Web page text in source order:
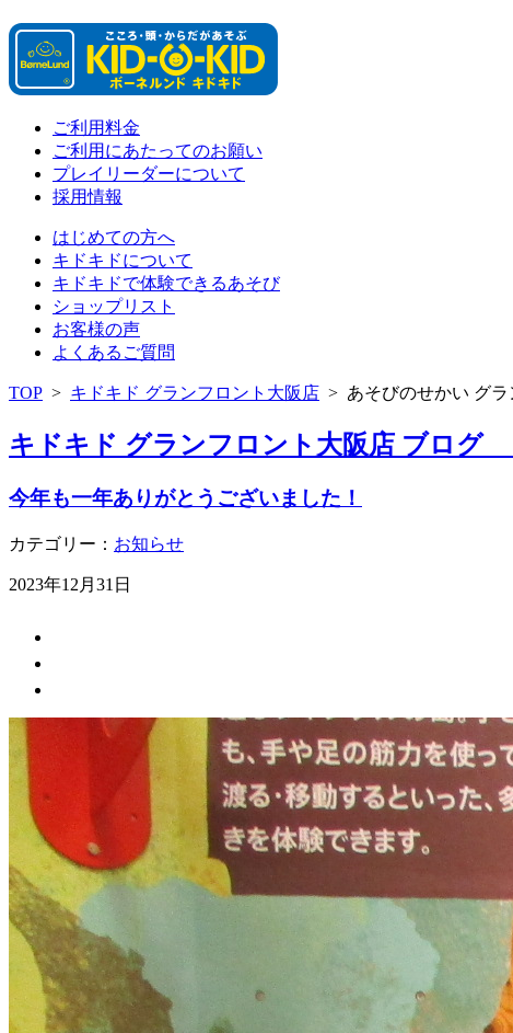
ご利用料金
ご利用にあたってのお願い
プレイリーダーについて
採用情報
はじめての方へ
キドキドについて
キドキドで体験できるあそび
ショップリスト
お客様の声
よくあるご質問
TOP > キドキド グランフロント大阪店 > あそびのせかい グ
キドキド グランフロント大阪店 ブログ
今年も一年ありがとうございました！
カテゴリー： お知らせ
2023年12月31日